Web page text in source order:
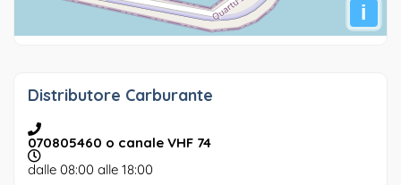
i
Distributore Carburante
070805460 o canale VHF 74
dalle 08:00 alle 18:00